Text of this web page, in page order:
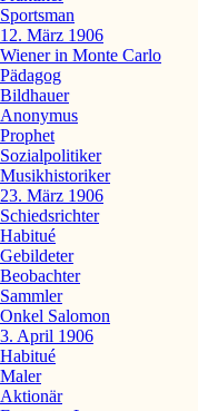
Sportsman
12. März 1906
Wiener in Monte Carlo
Pädagog
Bildhauer
Anonymus
Prophet
Sozialpolitiker
Musikhistoriker
23. März 1906
Schiedsrichter
Habitué
Gebildeter
Beobachter
Sammler
Onkel Salomon
3. April 1906
Habitué
Maler
Aktionär